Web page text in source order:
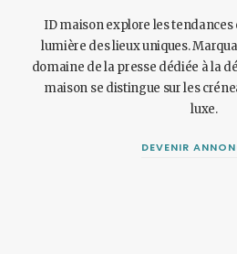
ID maison explore les
lumière des lieux uniques.
domaine de la presse dédiée à la
maison se distingue sur les
luxe.
DEVENIR